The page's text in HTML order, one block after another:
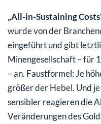
„All-in-Sustaining
wurde von der
eingeführt und gibt
Minengesellschaft – für
– an. Faustformel: Je
größer der Hebel. Und
sensibler reagieren die
Veränderungen des